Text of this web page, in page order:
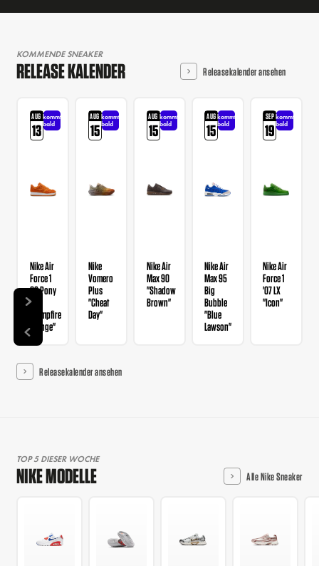
KOMMENDE SNEAKER
RELEASE KALENDER Releasekalender ansehen
AUG
13
kommt
bald
Nike Air
Force 1
QS Pony
Hair
"Campfire
Orange"
AUG
15
kommt
bald
Nike
Vomero
Plus
"Cheat
Day"
AUG
15
kommt
bald
Nike Air
Max 90
"Shadow
Brown"
AUG
15
kommt
bald
Nike Air
Max 95
Big
Bubble
"Blue
Lawson"
SEP
19
kommt
bald
Nike Air
Force 1
'07 LX
"Icon"
Releasekalender ansehen
TOP 5 DIESER WOCHE
NIKE MODELLE Alle Nike Sneaker